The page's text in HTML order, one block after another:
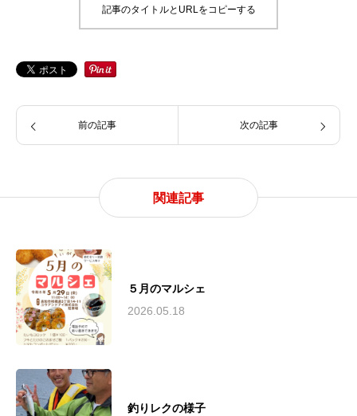
記事のタイトルとURLをコピーする
前の記事 次の記事
関連記事
５月のマルシェ
2026.05.18
釣りレクの様子